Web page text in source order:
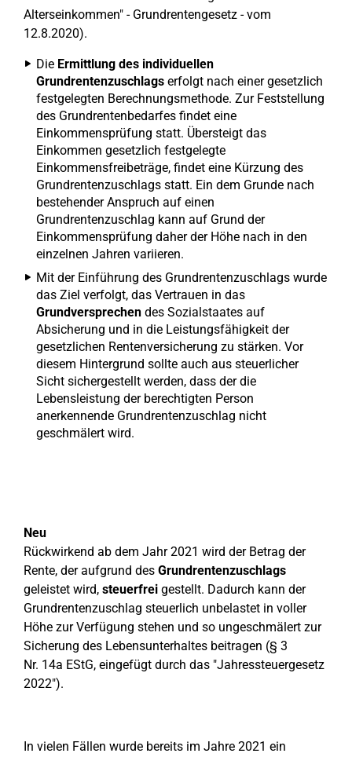
Alterseinkommen" - Grundrentengesetz - vom
12.8.2020).
Die Ermittlung des individuellen
Grundrentenzuschlags erfolgt nach einer gesetzlich
festgelegten Berechnungsmethode. Zur Feststellung
des Grundrentenbedarfes findet eine
Einkommensprüfung statt. Übersteigt das
Einkommen gesetzlich festgelegte
Einkommensfreibeträge, findet eine Kürzung des
Grundrentenzuschlags statt. Ein dem Grunde nach
bestehender Anspruch auf einen
Grundrentenzuschlag kann auf Grund der
Einkommensprüfung daher der Höhe nach in den
einzelnen Jahren variieren.
Mit der Einführung des Grundrentenzuschlags wurde
das Ziel verfolgt, das Vertrauen in das
Grundversprechen des Sozialstaates auf
Absicherung und in die Leistungsfähigkeit der
gesetzlichen Rentenversicherung zu stärken. Vor
diesem Hintergrund sollte auch aus steuerlicher
Sicht sichergestellt werden, dass der die
Lebensleistung der berechtigten Person
anerkennende Grundrentenzuschlag nicht
geschmälert wird.
Neu
Rückwirkend ab dem Jahr 2021 wird der Betrag der
Rente, der aufgrund des Grundrentenzuschlags
geleistet wird, steuerfrei gestellt. Dadurch kann der
Grundrentenzuschlag steuerlich unbelastet in voller
Höhe zur Verfügung stehen und so ungeschmälert zur
Sicherung des Lebensunterhaltes beitragen (§ 3
Nr. 14a EStG, eingefügt durch das "Jahressteuergesetz
2022").
In vielen Fällen wurde bereits im Jahre 2021 ein